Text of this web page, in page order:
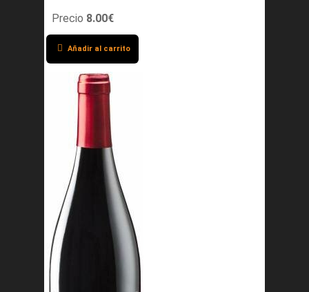
Precio 8.00€
Añadir al carrito